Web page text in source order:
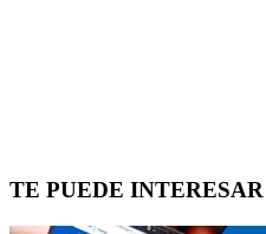
TE PUEDE INTERESAR